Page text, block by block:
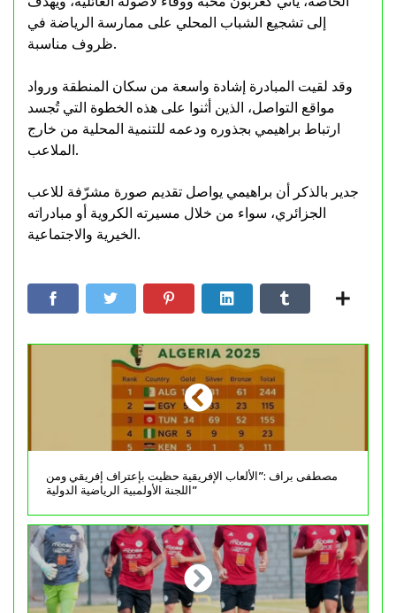
إلى تشجيع الشباب المحلي على ممارسة الرياضة في
ظروف مناسبة.
وقد لقيت المبادرة إشادة واسعة من سكان المنطقة ورواد
مواقع التواصل، الذين أثنوا على هذه الخطوة التي تُجسد
ارتباط براهيمي بجذوره ودعمه للتنمية المحلية من خارج
الملاعب.
جدير بالذكر أن براهيمي يواصل تقديم صورة مشرّفة للاعب
الجزائري، سواء من خلال مسيرته الكروية أو مبادراته
الخيرية والاجتماعية.
مصطفى براف :”الألعاب الإفريقية حظيت بإعتراف إفريقي ومن
اللجنة الأولمبية الرياضية الدولية”